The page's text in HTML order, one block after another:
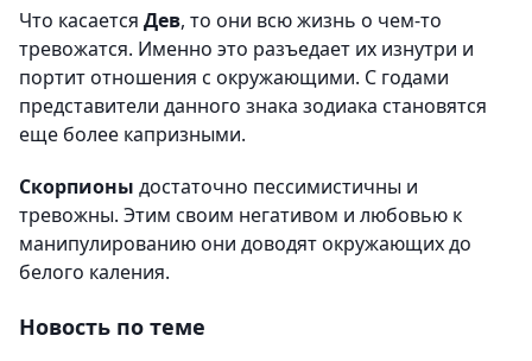
Что касается Дев, то они всю жизнь о чем-то
тревожатся. Именно это разъедает их изнутри и
портит отношения с окружающими. С годами
представители данного знака зодиака становятся
еще более капризными.
Скорпионы достаточно пессимистичны и
тревожны. Этим своим негативом и любовью к
манипулированию они доводят окружающих до
белого каления.
Новость по теме